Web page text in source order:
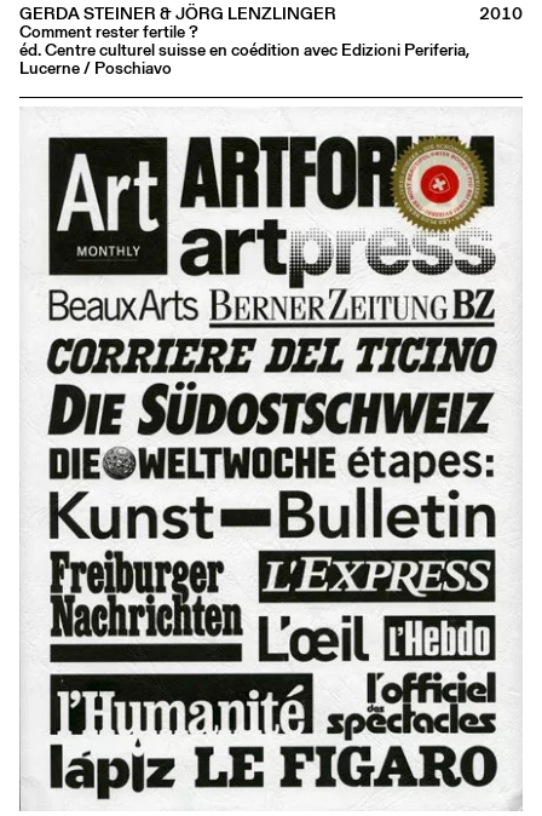
GERDA STEINER & JÖRG LENZLINGER
Comment rester fertile ?
éd. Centre culturel suisse en coédition avec Edizioni Periferia,
Lucerne / Poschiavo
2010